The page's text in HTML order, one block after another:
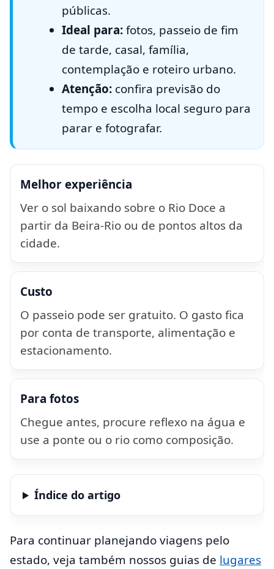
públicas.
Ideal para:fotos, passeio de fim
de tarde, casal, família,
contemplação e roteiro urbano.
Atenção: confira previsão do
tempo e escolha local seguro para
parar e fotografar.
Melhor experiência
Ver o sol baixando sobre o Rio Doce a
partir da Beira-Rio ou de pontos altos da
cidade.
Custo
O passeio pode ser gratuito. O gasto fica
por conta de transporte, alimentação e
estacionamento.
Para fotos
Chegue antes, procure reflexo na água e
use a ponte ou o rio como composição.
Índice do artigo
Para continuar planejando viagens pelo
estado, veja também nossos guias de lugares